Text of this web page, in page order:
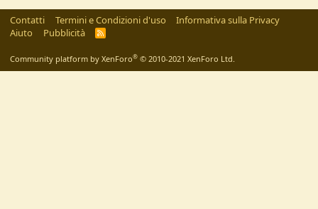
Contatti Termini e Condizioni d'uso
Informativa sulla Privacy
Aiuto
Pubblicità
R
Community platform by XenForo® © 2010-2021 XenForo Ltd.